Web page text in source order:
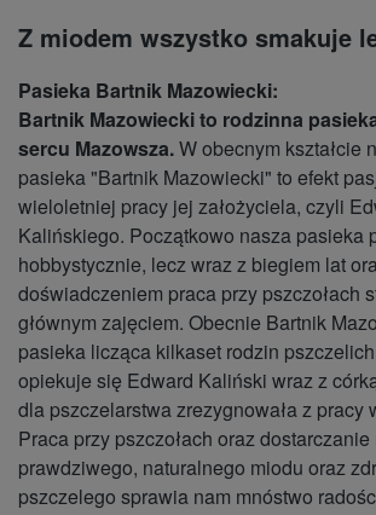
Z miodem wszystko smakuje
Pasieka Bartnik Mazowiecki:
Bartnik Mazowiecki to rodzinna
sercu Mazowsza.W obecnym kształcie
pasieka "Bartnik Mazowiecki" to efekt
wieloletniej pracy jej założyciela, czyli
Kalińskiego. Początkowo nasza pasieka
hobbystycznie, lecz wraz z biegiem lat
doświadczeniem praca przy pszczołach
głównym zajęciem. Obecnie Bartnik
pasieka licząca kilkaset rodzin
opiekuje się Edward Kaliński wraz z
dla pszczelarstwa zrezygnowała z pracy
Praca przy pszczołach oraz
prawdziwego, naturalnego miodu oraz
pszczelego sprawia nam mnóstwo